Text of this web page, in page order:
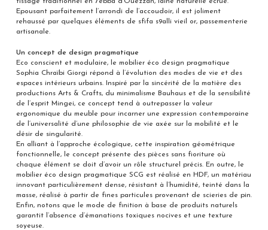
Epousant parfaitement l’arrondi de l’accoudoir, il est joliment
rehaussé par quelques éléments de sfifa s9alli vieil or, passementerie
artisanale.
Un concept de design pragmatique
Eco conscient et modulaire, le mobilier éco design pragmatique
Sophia Chraïbi Giorgi répond à l’évolution des modes de vie et des
espaces intérieurs urbains. Inspiré par la sincérité de la matière des
productions Arts & Crafts, du minimalisme Bauhaus et de la sensibilité
de l’esprit Mingei, ce concept tend à outrepasser la valeur
ergonomique du meuble pour incarner une expression contemporaine
de l‘universalité d’une philosophie de vie axée sur la mobilité et le
désir de singularité.
En alliant à l’approche écologique, cette inspiration géométrique
fonctionnelle, le concept présente des pièces sans fioriture où
chaque élément se doit d’avoir un rôle structurel précis. En outre, le
mobilier éco design pragmatique SCG est réalisé en HDF, un matériau
innovant particulièrement dense, résistant à l’humidité, teinté dans la
masse, réalisé à partir de fines particules provenant de scieries de pin.
Enfin, notons que le mode de finition à base de produits naturels
garantit l’absence d’émanations toxiques nocives et une texture
soyeuse.